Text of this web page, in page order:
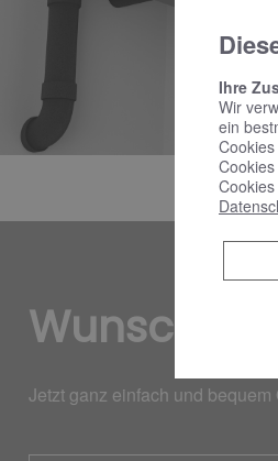
Jetzt ganz einfach und
Ihre
Wir
ein